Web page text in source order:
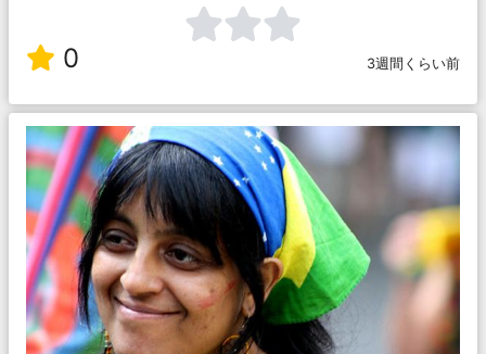
0 3週間くらい前